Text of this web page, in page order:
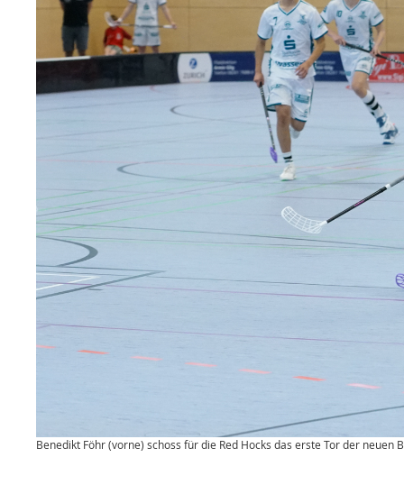
Benedikt Föhr (vorne) schoss für die Red Hocks das erste Tor der neuen